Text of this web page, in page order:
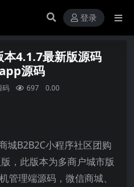
登录
4.1.7最新版源码
源码
码 697 0.00
城B2B2C小程序社区团购
，此版本为多商户城市版
管理端源码，微信商城、